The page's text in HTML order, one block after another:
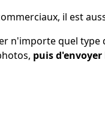
il est
n'importe quel type
puis